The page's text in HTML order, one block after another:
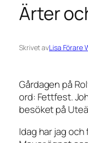
Ärter
Skrivet avLisa Förare
Gårdagen på
ord: Fettfest.
besöket på
Idag har jag